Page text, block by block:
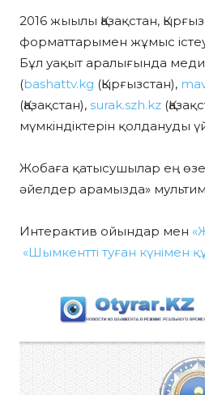
2016 жыылы Қазақстан,
форматтарымен жұмыс
Бұл уақыт аралығында
(bashattv.kg (Қырғызстан),
(Қазақстан), surak.szh.kz
мүмкіндіктерін қолдануды
Жобаға қатысушылар ең
әйелдер арамызда»
Интерактив ойындар мен
«Шымкентті туған күнімен